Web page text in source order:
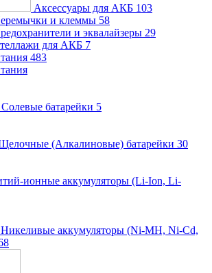
Аксессуары для АКБ 103
и клеммы 58
и эквалайзеры 29
для АКБ 7
483
Солевые батарейки 5
(Алкалиновые) батарейки 30
ионные аккумуляторы (Li-Ion, Li-
Никеливые аккумуляторы (Ni-MH, Ni-Cd,